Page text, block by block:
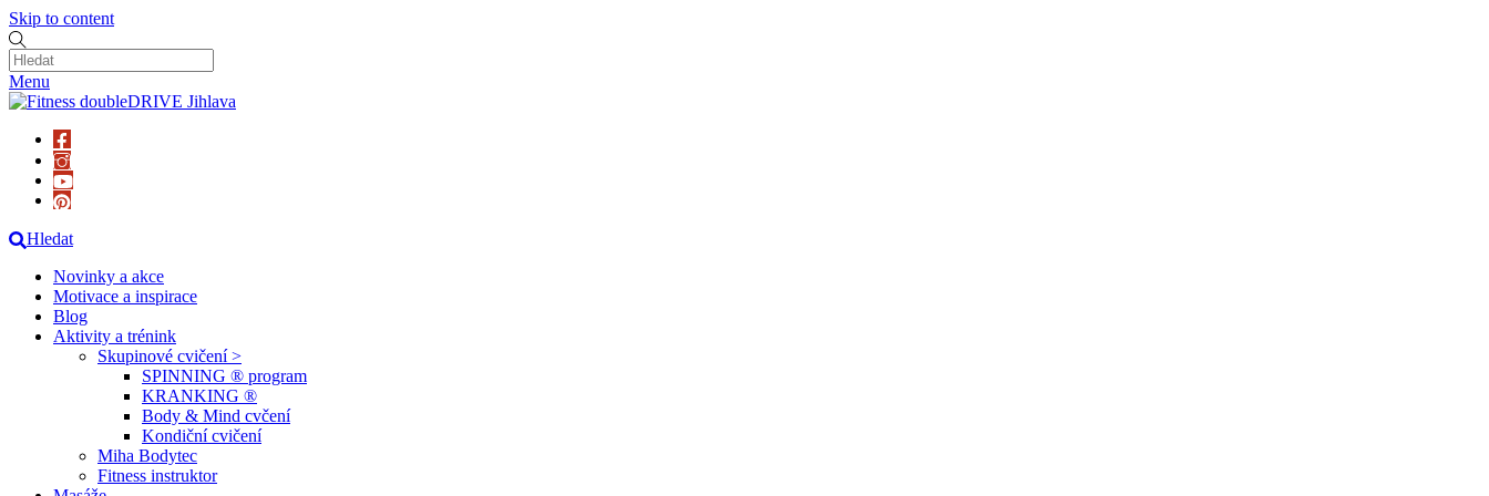
Skip to content
Menu
Hledat
Novinky a akce
Motivace a inspirace
Blog
Aktivity a trénink
Skupinové cvičení >
SPINNING ® program
KRANKING ®
Body & Mind cvčení
Kondiční cvičení
Miha Bodytec
Fitness instruktor